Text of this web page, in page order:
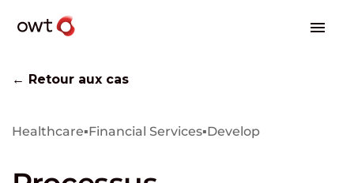
← Retour aux cas
Healthcare▪Financial Services▪Develop